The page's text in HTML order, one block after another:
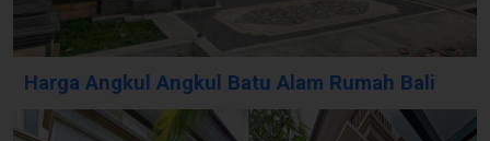
Harga Angkul Angkul Batu Alam Rumah Bali